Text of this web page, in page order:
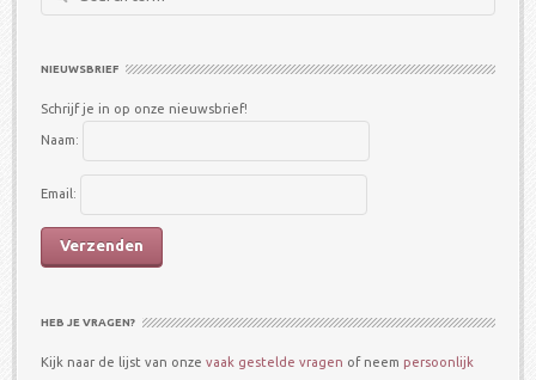
NIEUWSBRIEF
Schrijf je in op onze nieuwsbrief!
Naam:
Email:
HEB JE VRAGEN?
Kijk naar de lijst van onze vaak gestelde vragen of neem persoonlijk